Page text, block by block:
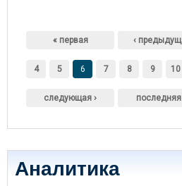
Страницы
« первая ‹
4 5 6 7 8 9 10
следующая › последняя
Аналитика